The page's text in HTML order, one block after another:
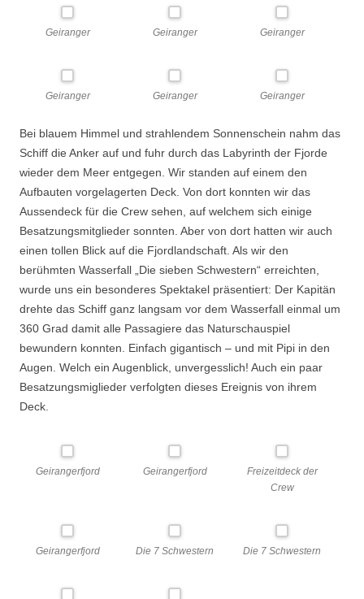
Geiranger Geiranger Geiranger
Geiranger Geiranger Geiranger
Bei blauem Himmel und strahlendem Sonnenschein nahm das
Schiff die Anker auf und fuhr durch das Labyrinth der Fjorde
wieder dem Meer entgegen. Wir standen auf einem den
Aufbauten vorgelagerten Deck. Von dort konnten wir das
Aussendeck für die Crew sehen, auf welchem sich einige
Besatzungsmitglieder sonnten. Aber von dort hatten wir auch
einen tollen Blick auf die Fjordlandschaft. Als wir den
berühmten Wasserfall „Die sieben Schwestern“ erreichten,
wurde uns ein besonderes Spektakel präsentiert: Der Kapitän
drehte das Schiff ganz langsam vor dem Wasserfall einmal um
360 Grad damit alle Passagiere das Naturschauspiel
bewundern konnten. Einfach gigantisch – und mit Pipi in den
Augen. Welch ein Augenblick, unvergesslich! Auch ein paar
Besatzungsmiglieder verfolgten dieses Ereignis von ihrem
Deck.
Geirangerfjord Geirangerfjord
Freizeitdeck der
Crew
Geirangerfjord Die 7 Schwestern Die 7 Schwestern